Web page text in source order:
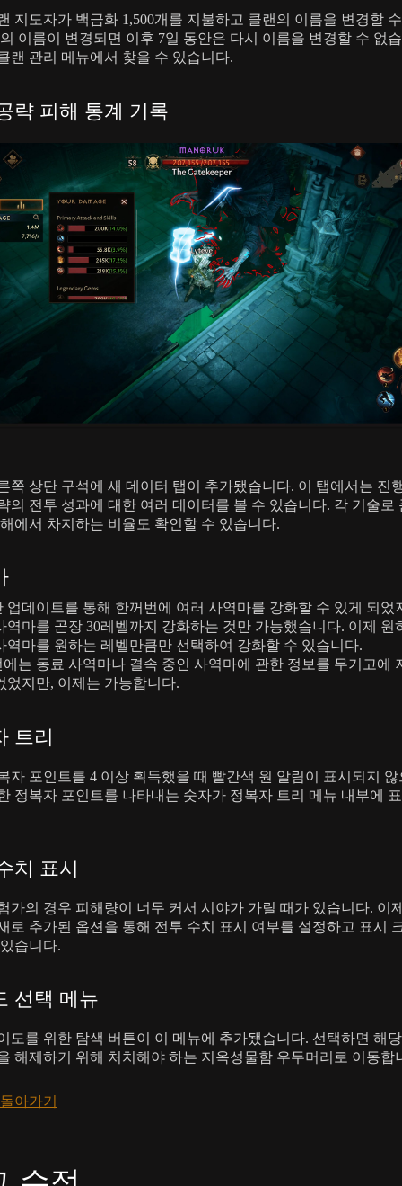
지도자가 백금화 1,500개를 지불하고 클랜의 이름을 변경할
이름이 변경되면 이후 7일 동안은 다시 이름을 변경할 수 없
랜 관리 메뉴에서 찾을 수 있습니다.
략 피해 통계 기록
쪽 상단 구석에 새 데이터 탭이 추가됐습니다. 이 탭에서는 진
의 전투 성과에 대한 여러 데이터를 볼 수 있습니다. 각 기술로
에서 차지하는 비율도 확인할 수 있습니다.
업데이트를 통해 한꺼번에 여러 사역마를 강화할 수 있게 되었
역마를 곧장 30레벨까지 강화하는 것만 가능했습니다. 이제 원
역마를 원하는 레벨만큼만 선택하여 강화할 수 있습니다.
에는 동료 사역마나 결속 중인 사역마에 관한 정보를 무기고에
었지만, 이제는 가능합니다.
트리
자 포인트를 4 이상 획득했을 때 빨간색 원 알림이 표시되지 않
정복자 포인트를 나타내는 숫자가 정복자 트리 메뉴 내부에
치 표시
가의 경우 피해량이 너무 커서 시야가 가릴 때가 있습니다. 이
로 추가된 옵션을 통해 전투 수치 표시 여부를 설정하고 표시
습니다.
선택 메뉴
도를 위한 탐색 버튼이 이 메뉴에 추가됐습니다. 선택하면 해
해제하기 위해 처치해야 하는 지옥성물함 우두머리로 이동합
아가기